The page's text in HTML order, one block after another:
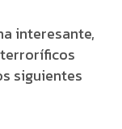
interesante,
siguientes